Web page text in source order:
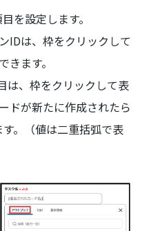
を設定します。
IDは、枠をクリックして
ます。
、枠をクリックして表
ドが新たに作成されたら
。（値は二重括弧で表